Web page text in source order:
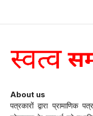
About us
पत्रकारों द्वारा प्रामाणिक